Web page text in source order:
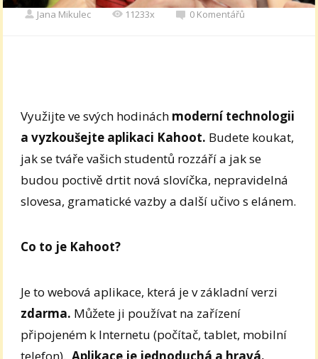
Jana Mikulec 11233x 0 Komentářů
Využijte ve svých hodinách moderní technologii
a vyzkoušejte aplikaci Kahoot. Budete koukat,
jak se tváře vašich studentů rozzáří a jak se
budou poctivě drtit nová slovíčka, nepravidelná
slovesa, gramatické vazby a další učivo s elánem.
Co to je Kahoot?
Je to webová aplikace, která je v základní verzi
zdarma. Můžete ji používat na zařízení
připojeném k Internetu (počítač, tablet, mobilní
telefon).Aplikace je jednoduchá a hravá.